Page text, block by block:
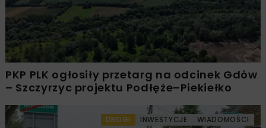
PKP PLK ogłosiły przetarg na odcinek Gdów
– Szczyrzyc projektu Podłęże–Piekiełko
DROGI INWESTYCJE WIADOMOŚCI